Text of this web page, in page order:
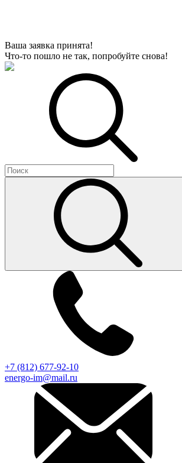
Ваша заявка принята!
Что-то пошло не так, попробуйте снова!
+7 (812) 677-92-10
energo-im@mail.ru